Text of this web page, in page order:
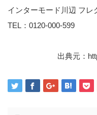
インターモード川辺 フレ
TEL：0120-000-599
出典元：